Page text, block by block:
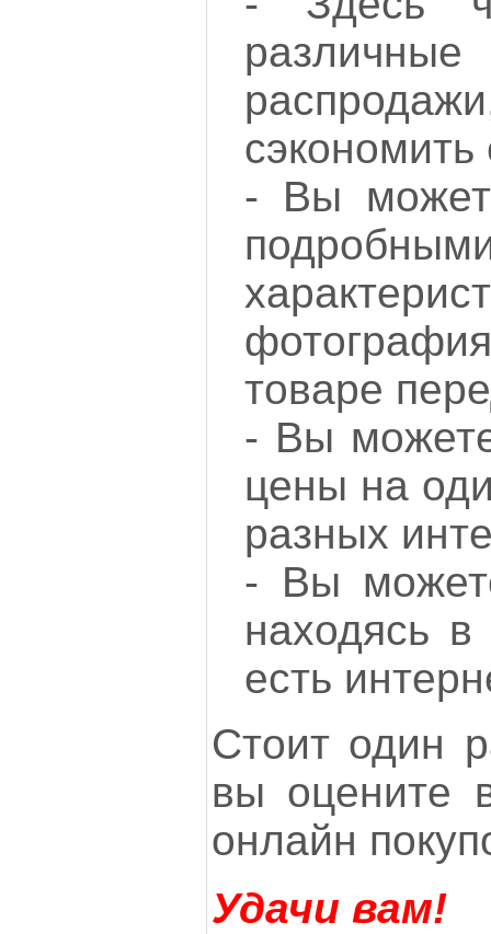
- Вы
товаре
- Вы
цены на
разных
- Вы
находясь
есть
Стоит один
вы оцените
онлайн
Удачи вам!